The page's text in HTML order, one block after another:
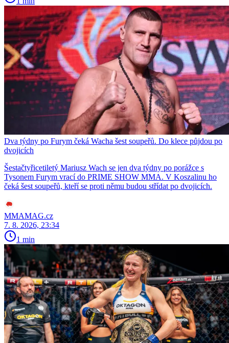
Dva týdny po Furym čeká Wacha šest soupeřů. Do klece půjdou po
dvojicích
Šestačtyřicetiletý Mariusz Wach se jen dva týdny po porážce s
Tysonem Furym vrací do PRIME SHOW MMA. V Koszalinu ho
čeká šest soupeřů, kteří se proti němu budou střídat po dvojicích.
MMAMAG.cz
7. 8. 2026, 23:34
1 min